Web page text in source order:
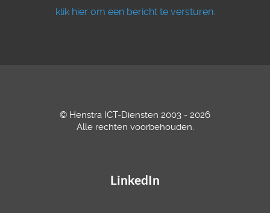
klik hier om een bericht te versturen.
© Henstra ICT-Diensten 2003 - 2026
Alle rechten voorbehouden.
LinkedIn